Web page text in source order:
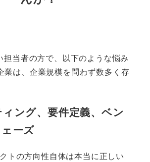
担当者の方で、以下のような悩み
業は、企業規模を問わず数多く存
ング、要件定義、ベン
ーズ
トの方向性自体は本当に正しい